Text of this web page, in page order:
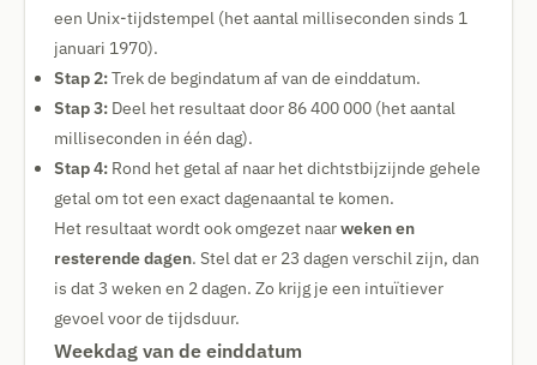
een Unix-tijdstempel (het aantal milliseconden sinds 1
januari 1970).
Stap 2:Trek de begindatum af van de einddatum.
Stap 3: Deel het resultaat door 86 400 000 (het aantal
milliseconden in één dag).
Stap 4: Rond het getal af naar het dichtstbijzijnde gehele
getal om tot een exact dagenaantal te komen.
Het resultaat wordt ook omgezet naarweken en
resterende dagen. Stel dat er 23 dagen verschil zijn, dan
is dat 3 weken en 2 dagen. Zo krijg je een intuïtiever
gevoel voor de tijdsduur.
Weekdag van de einddatum